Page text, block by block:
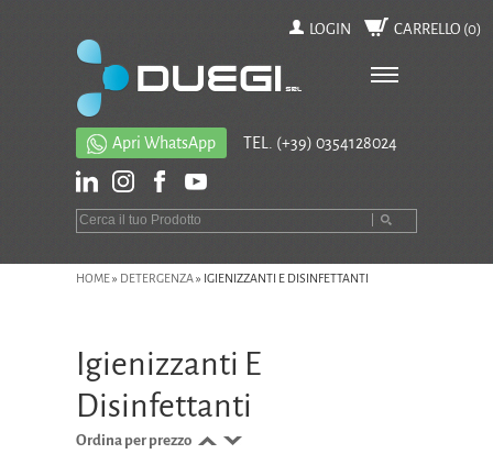
LOGIN CARRELLO (0)
Apri WhatsApp TEL. (+39) 0354128024
HOME» DETERGENZA» IGIENIZZANTI E DISINFETTANTI
Igienizzanti E
Disinfettanti
Ordina per prezzo